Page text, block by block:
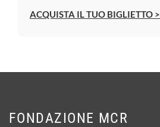
ACQUISTA IL TUO BIGLIETTO >
FONDAZIONE MCR